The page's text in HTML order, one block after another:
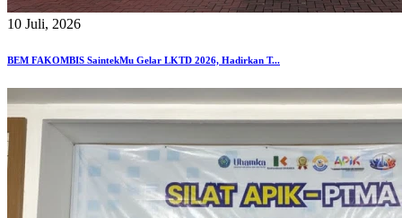
10 Juli, 2026
BEM FAKOMBIS SaintekMu Gelar LKTD 2026, Hadirkan T...